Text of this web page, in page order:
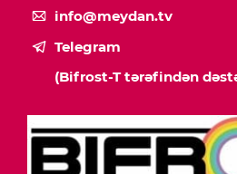
info@meydan.tv
Telegram
(Bifrost-T tərəfindən